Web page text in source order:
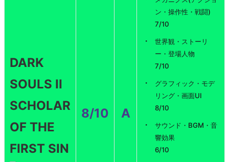
って
いる
方向
けの
この
DARK
SOULS II
SCHOLAR
OF THE
FIRST SIN
8/10 A
ン・操作性・戦闘)
7/10
世界観・ストーリ
ー・登場人物
7/10
グラフィック・モデ
リング・画面UI
8/10
サウンド・BGM・音
響効果
6/10